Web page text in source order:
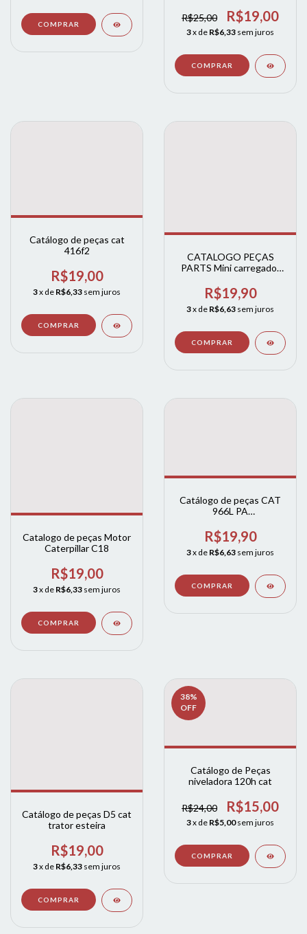
R$25,00
R$19,00
3x de R$6,33 sem juros
Catálogo de peças cat
416f2
R$19,00
3x de R$6,33 sem juros
CATALOGO PEÇAS
PARTS Mini carregador
R$19,90
3x de R$6,63 sem juros
Catalogo de peças Motor
Caterpillar C18
R$19,00
3x de R$6,33 sem juros
Catálogo de peças CAT
966L PA
R$19,90
3x de R$6,63 sem juros
Catálogo de peças D5 cat
trator esteira
R$19,00
3x de R$6,33 sem juros
38%
OFF
Catálogo de Peças
niveladora 120h cat
R$24,00 R$15,00
3x de R$5,00 sem juros